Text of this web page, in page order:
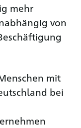
mehr
von
mit
bei